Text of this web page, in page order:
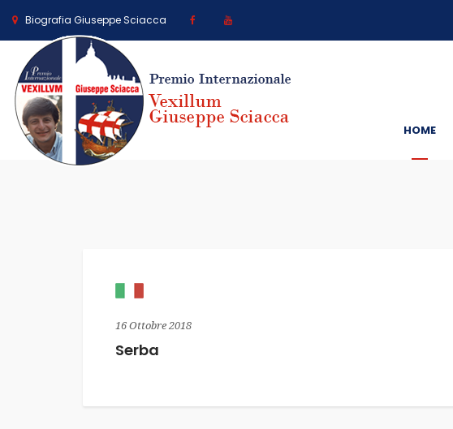
Biografia Giuseppe Sciacca
HOME
16 Ottobre 2018
Serba